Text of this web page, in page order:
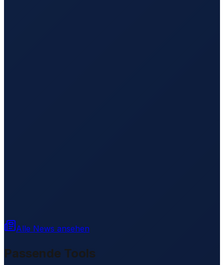
Alle News ansehen
Passende Tools